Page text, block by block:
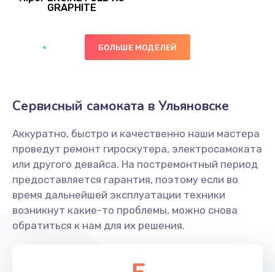
GRAPHITE
БОЛЬШЕ МОДЕЛЕЙ
Сервисный самоката в Ульяновске
Аккуратно, быстро и качественно наши мастера
проведут ремонт гироскутера, электросамоката
или другого девайса. На постремонтный период
предоставляется гарантия, поэтому если во
время дальнейшей эксплуатации техники
возникнут какие-то проблемы, можно снова
обратиться к нам для их решения.